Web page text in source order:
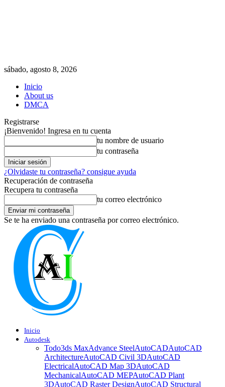
sábado, agosto 8, 2026
Inicio
About us
DMCA
Registrarse
¡Bienvenido! Ingresa en tu cuenta
tu nombre de usuario
tu contraseña
¿Olvidaste tu contraseña? consigue ayuda
Recuperación de contraseña
Recupera tu contraseña
tu correo electrónico
Se te ha enviado una contraseña por correo electrónico.
Inicio
Autodesk
Todo3ds MaxAdvance SteelAutoCADAutoCAD
ArchitectureAutoCAD Civil 3DAutoCAD
ElectricalAutoCAD Map 3DAutoCAD
MechanicalAutoCAD MEPAutoCAD Plant
3DAutoCAD Raster DesignAutoCAD Structural